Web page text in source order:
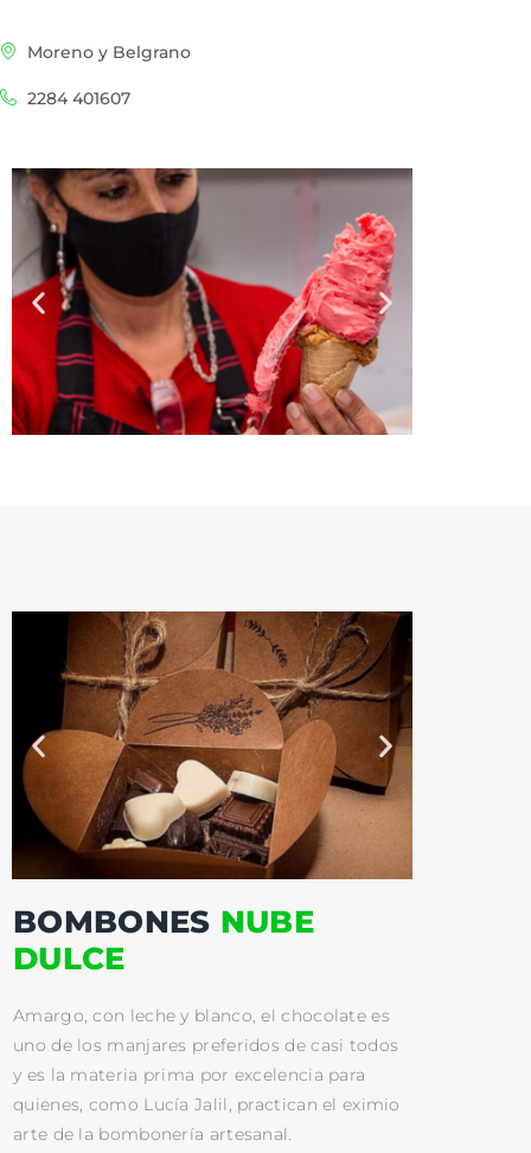
Moreno y Belgrano
2284 401607
BOMBONES NUBE
DULCE
Amargo, con leche y blanco, el chocolate es
uno de los manjares preferidos de casi todos
y es la materia prima por excelencia para
quienes, como Lucía Jalil, practican el eximio
arte de la bombonería artesanal.